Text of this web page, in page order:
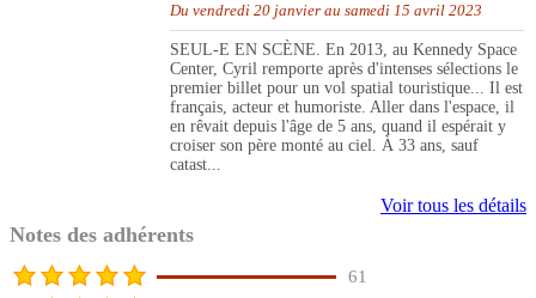
Du vendredi 20 janvier au samedi 15 avril 2023
SEUL-E EN SCÈNE. En 2013, au Kennedy Space
Center, Cyril remporte après d'intenses sélections le
premier billet pour un vol spatial touristique... Il est
français, acteur et humoriste. Aller dans l'espace, il
en rêvait depuis l'âge de 5 ans, quand il espérait y
croiser son père monté au ciel. À 33 ans, sauf
catast...
Voir tous les détails
Notes des adhérents
61